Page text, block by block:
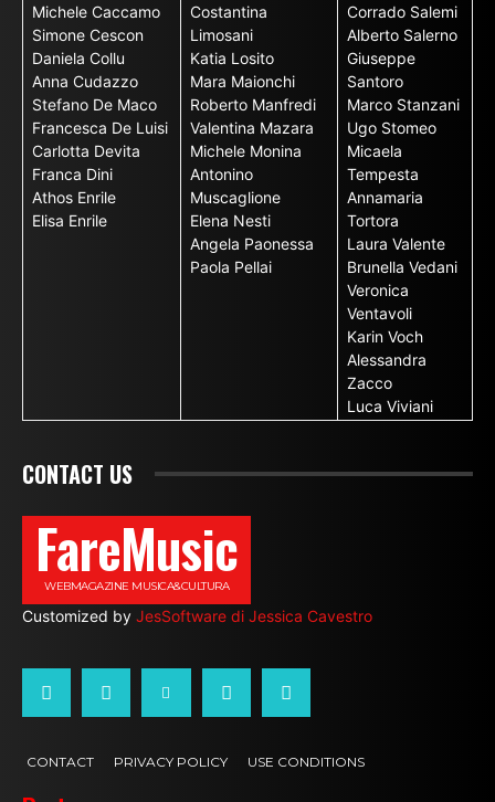
Michele Caccamo
Simone Cescon
Daniela Collu
Anna Cudazzo
Stefano De Maco
Francesca De Luisi
Carlotta Devita
Franca Dini
Athos Enrile
Elisa Enrile
Costantina
Limosani
Katia Losito
Mara Maionchi
Roberto Manfredi
Valentina Mazara
Michele Monina
Antonino
Muscaglione
Elena Nesti
Angela Paonessa
Paola Pellai
Corrado Salemi
Alberto Salerno
Giuseppe
Santoro
Marco Stanzani
Ugo Stomeo
Micaela
Tempesta
Annamaria
Tortora
Laura Valente
Brunella Vedani
Veronica
Ventavoli
Karin Voch
Alessandra
Zacco
Luca Viviani
CONTACT US
FareMusic
WEBMAGAZINE MUSICA&CULTURA
Customized by JesSoftware di Jessica Cavestro
CONTACT PRIVACY POLICY USE CONDITIONS